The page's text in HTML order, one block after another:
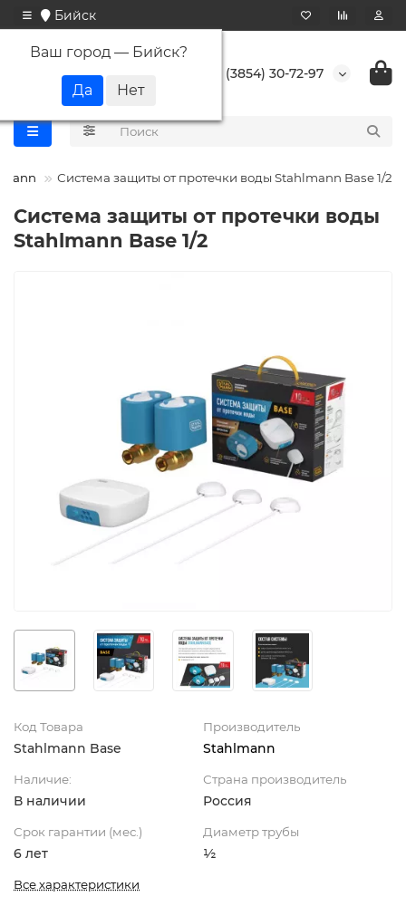
Бийск
Ваш город — Бийск?
+7 (3854) 30-72-97
Система защиты от протечки воды Stahlmann Base 1/2
Система защиты от протечки воды
Stahlmann Base 1/2
Код Товара
Stahlmann Base
Производитель
Stahlmann
Наличие:
В наличии
Страна производитель
Россия
Срок гарантии (мес.)
6 лет
Диаметр трубы
½
Все характеристики